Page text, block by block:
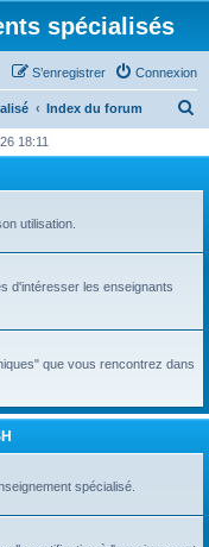
spécialisés
Connexion
S’enregistrer
Index du forum
h
r
e
18:11
utilisation.
d'intéresser les enseignants
que vous rencontrez dans
spécialisé.